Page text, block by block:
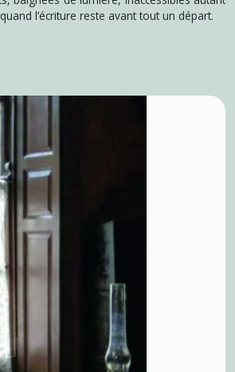
l’écriture reste avant tout un départ.